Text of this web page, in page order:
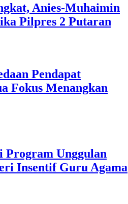
Anies-Muhaimin
Pilpres 2 Putaran
Pendapat
Fokus Menangkan
Program Unggulan
Insentif Guru Agama